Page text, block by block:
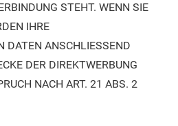
STEHT. WENN SIE
IHRE
DATEN ANSCHLIESSEND
DER DIREKTWERBUNG
NACH ART. 21 ABS. 2